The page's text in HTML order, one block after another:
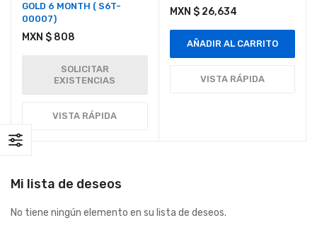
GOLD 6 MONTH ( S6T-
00007)
MXN $ 808
SOLICITAR
EXISTENCIAS
VISTA RÁPIDA
MXN $ 26,634
AÑADIR AL CARRITO
VISTA RÁPIDA
Mi lista de deseos
No tiene ningún elemento en su lista de deseos.